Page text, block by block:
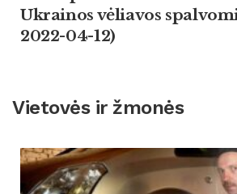
Ukrainos vėliavos
2022-04-12)
Vietovės ir žmonės